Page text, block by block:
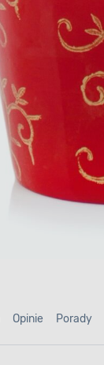
Opinie Porady